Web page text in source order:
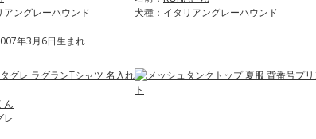
アングレーハウンド
年3月6日生まれ
犬種：イタリアングレーハウンド
ん
レ